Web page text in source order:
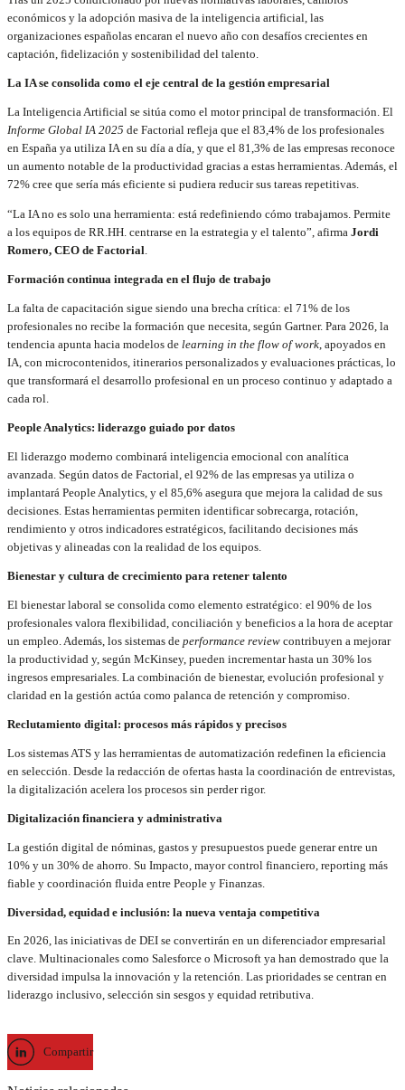
económicos y la adopción masiva de la inteligencia artificial, las
organizaciones españolas encaran el nuevo año con desafíos crecientes en
captación, fidelización y sostenibilidad del talento.
La IA se consolida como el eje central de la gestión empresarial
La Inteligencia Artificial se sitúa como el motor principal de transformación. El
Informe Global IA 2025 de Factorial refleja que el 83,4% de los profesionales
en España ya utiliza IA en su día a día, y que el 81,3% de las empresas reconoce
un aumento notable de la productividad gracias a estas herramientas. Además, el
72% cree que sería más eficiente si pudiera reducir sus tareas repetitivas.
“La IA no es solo una herramienta: está redefiniendo cómo trabajamos. Permite
a los equipos de RR.HH. centrarse en la estrategia y el talento”, afirma Jordi
Romero, CEO de Factorial.
Formación continua integrada en el flujo de trabajo
La falta de capacitación sigue siendo una brecha crítica: el 71% de los
profesionales no recibe la formación que necesita, según Gartner. Para 2026, la
tendencia apunta hacia modelos de learning in the flow of work , apoyados en
IA, con microcontenidos, itinerarios personalizados y evaluaciones prácticas, lo
que transformará el desarrollo profesional en un proceso continuo y adaptado a
cada rol.
People Analytics: liderazgo guiado por datos
El liderazgo moderno combinará inteligencia emocional con analítica
avanzada. Según datos de Factorial, el 92% de las empresas ya utiliza o
implantará People Analytics, y el 85,6% asegura que mejora la calidad de sus
decisiones. Estas herramientas permiten identificar sobrecarga, rotación,
rendimiento y otros indicadores estratégicos, facilitando decisiones más
objetivas y alineadas con la realidad de los equipos.
Bienestar y cultura de crecimiento para retener talento
El bienestar laboral se consolida como elemento estratégico: el 90% de los
profesionales valora flexibilidad, conciliación y beneficios a la hora de aceptar
un empleo. Además, los sistemas de performance review contribuyen a mejorar
la productividad y, según McKinsey, pueden incrementar hasta un 30% los
ingresos empresariales. La combinación de bienestar, evolución profesional y
claridad en la gestión actúa como palanca de retención y compromiso.
Reclutamiento digital: procesos más rápidos y precisos
Los sistemas ATS y las herramientas de automatización redefinen la eficiencia
en selección. Desde la redacción de ofertas hasta la coordinación de entrevistas,
la digitalización acelera los procesos sin perder rigor.
Digitalización financiera y administrativa
La gestión digital de nóminas, gastos y presupuestos puede generar entre un
10% y un 30% de ahorro. Su Impacto, mayor control financiero, reporting más
fiable y coordinación fluida entre People y Finanzas.
Diversidad, equidad e inclusión: la nueva ventaja competitiva
En 2026, las iniciativas de DEI se convertirán en un diferenciador empresarial
clave. Multinacionales como Salesforce o Microsoft ya han demostrado que la
diversidad impulsa la innovación y la retención. Las prioridades se centran en
liderazgo inclusivo, selección sin sesgos y equidad retributiva.
Compartir